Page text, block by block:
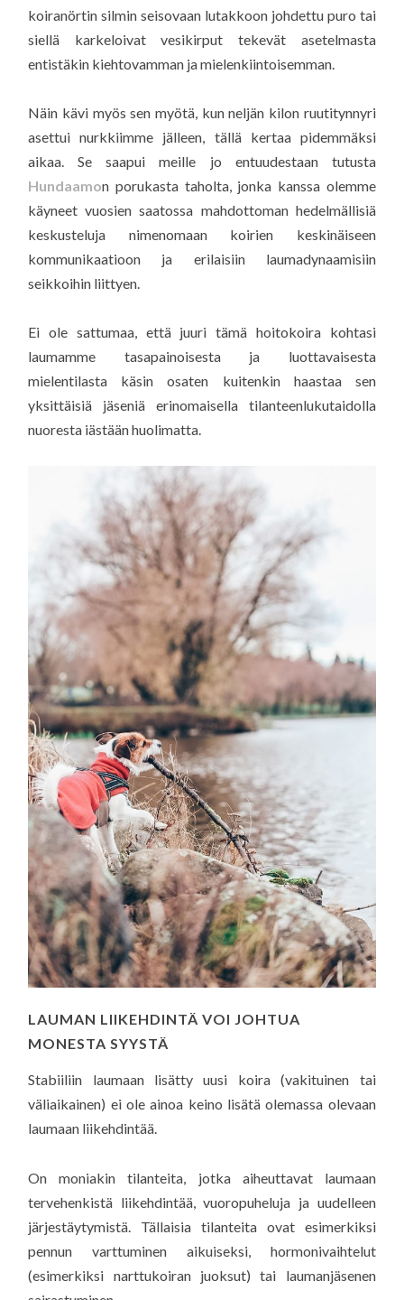
koiranörtin silmin seisovaan lutakkoon johdettu puro tai
siellä karkeloivat vesikirput tekevät asetelmasta
entistäkin kiehtovamman ja mielenkiintoisemman.
Näin kävi myös sen myötä, kun neljän kilon ruutitynnyri
asettui nurkkiimme jälleen, tällä kertaa pidemmäksi
aikaa. Se saapui meille jo entuudestaan tutusta
Hundaamon porukasta taholta, jonka kanssa olemme
käyneet vuosien saatossa mahdottoman hedelmällisiä
keskusteluja nimenomaan koirien keskinäiseen
kommunikaatioon ja erilaisiin laumadynaamisiin
seikkoihin liittyen.
Ei ole sattumaa, että juuri tämä hoitokoira kohtasi
laumamme tasapainoisesta ja luottavaisesta
mielentilasta käsin osaten kuitenkin haastaa sen
yksittäisiä jäseniä erinomaisella tilanteenlukutaidolla
nuoresta iästään huolimatta.
LAUMAN LIIKEHDINTÄ VOI JOHTUA
MONESTA SYYSTÄ
Stabiiliin laumaan lisätty uusi koira (vakituinen tai
väliaikainen) ei ole ainoa keino lisätä olemassa olevaan
laumaan liikehdintää.
On moniakin tilanteita, jotka aiheuttavat laumaan
tervehenkistä liikehdintää, vuoropuheluja ja uudelleen
järjestäytymistä. Tällaisia tilanteita ovat esimerkiksi
pennun varttuminen aikuiseksi, hormonivaihtelut
(esimerkiksi narttukoiran juoksut) tai laumanjäsenen